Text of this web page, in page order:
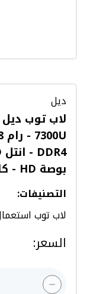
ديل
بوصة HD - كاميرا) استعمال خارج
التصنيفات:
لاب توب
السعر: